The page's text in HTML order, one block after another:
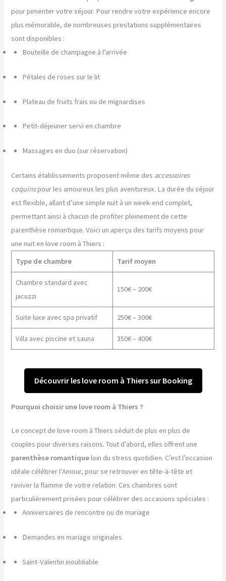
pour pimenter votre séjour. Pour rendre votre expérience encore
plus mémorable, de nombreuses prestations supplémentaires
sont disponibles :
Bouteille de champagne à l’arrivée
Pétales de roses sur le lit
Plateau de fruits frais ou de mignardises
Petit-déjeuner servi en chambre
Massages en duo (sur réservation)
Certains établissements proposent même des accessoires
coquinspour les amoureux les plus aventureux. La durée du séjour
est flexible, allant d’une simple nuit à un week-end complet,
permettant ainsi à chacun de profiter pleinement de cette
parenthèse romantique. Voici un aperçu des tarifs moyens pour
une nuit en love room à Thiers :
Type de chambre
Tarif moyen
Chambre standard avec
jacuzzi
150€ – 200€
Suite luxe avec spa privatif 250€ – 300€
Villa avec piscine et sauna 350€ – 400€
Découvrir les love room à Thiers sur Booking
Pourquoi choisir une love room à Thiers ?
Le concept de love room à Thiers séduit de plus en plus de
couples pour diverses raisons. Tout d’abord, elles offrent une
parenthèse romantiqueloin du stress quotidien. C’est l’occasion
idéale célébrer l’Amour, pour se retrouver en tête-à-tête et
raviver la flamme de votre relation. Ces chambres sont
particulièrement prisées pour célébrer des occasions spéciales :
Anniversaires de rencontre ou de mariage
Demandes en mariage originales
Saint-Valentin inoubliable